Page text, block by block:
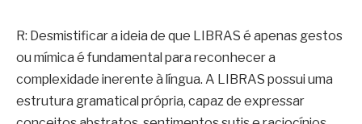
R: Desmistificar a ideia de que LIBRAS é apenas gestos
ou mímica é fundamental para reconhecer a
complexidade inerente à língua. A LIBRAS possui uma
estrutura gramatical própria, capaz de expressar